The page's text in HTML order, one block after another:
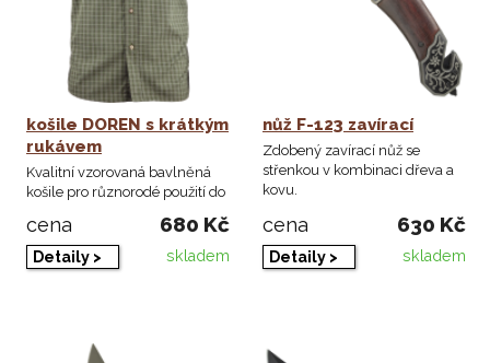
košile DOREN s krátkým
rukávem
Kvalitní vzorovaná bavlněná
košile pro různorodé použití do
cena 680 Kč
Detaily > skladem
nůž F-123 zavírací
Zdobený zavírací nůž se
střenkou v kombinaci dřeva a
kovu.
cena 630 Kč
Detaily > skladem